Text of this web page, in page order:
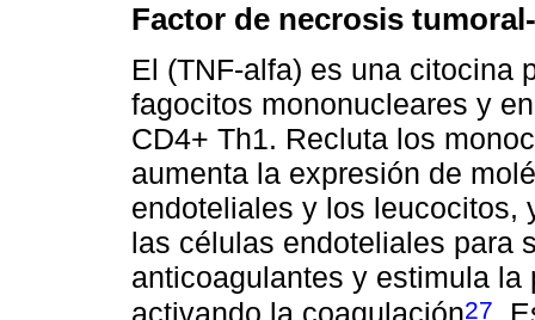
Factor de necrosis
El (TNF-alfa) es una citocina
fagocitos mononucleares y
CD4+ Th1. Recluta los
aumenta la expresión de
endoteliales y los leucocitos,
las células endoteliales para
anticoagulantes y estimula
27